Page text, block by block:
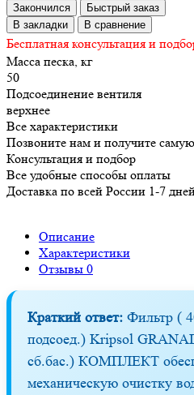
Закончился
Быстрый заказ
В закладки
В сравнение
Бесплатная консультация и
Масса песка, кг
50
Подсоединение вентиля
верхнее
Все характеристики
Позвоните нам и получите
Консультация и подбор
Все удобные способы оплаты
Доставка по всей России 1-7
Описание
Характеристики
Отзывы 0
Краткий ответ: Фильтр (
подсоед.) Kripsol
сб.бас.) КОМПЛЕКТ
механическую очистку